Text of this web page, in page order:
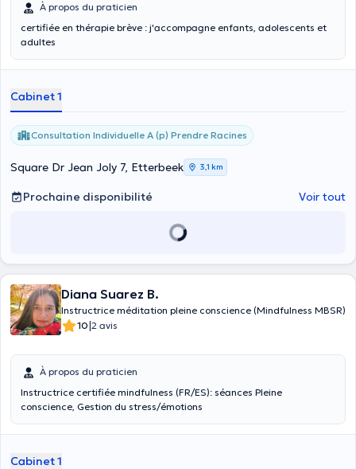
À propos du praticien
certifiée en thérapie brève : j'accompagne enfants, adolescents et
adultes
Cabinet 1
Consultation Individuelle A (p) Prendre Racines
Square Dr Jean Joly 7, Etterbeek 3,1 km
Prochaine disponibilité Voir tout
Diana Suarez B.
Instructrice méditation pleine conscience (Mindfulness MBSR)
10|2 avis
À propos du praticien
Instructrice certifiée mindfulness (FR/ES): séances Pleine
conscience, Gestion du stress/émotions
Cabinet 1